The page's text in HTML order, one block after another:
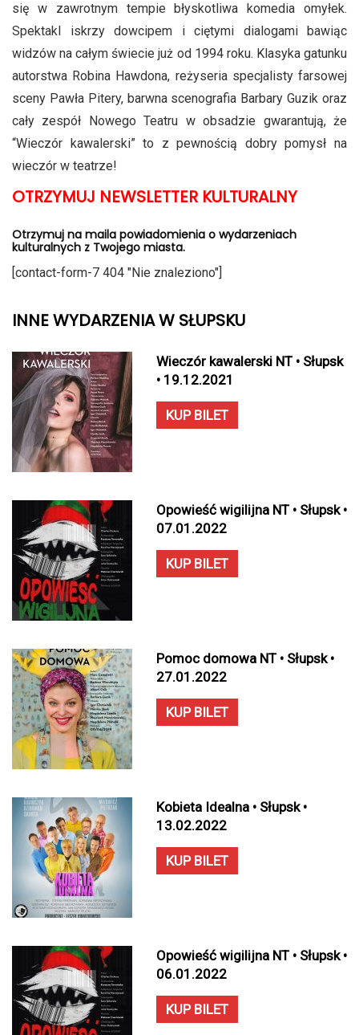
się w zawrotnym tempie błyskotliwa komedia omyłek.
Spektakl iskrzy dowcipem i ciętymi dialogami bawiąc
widzów na całym świecie już od 1994 roku. Klasyka gatunku
autorstwa Robina Hawdona, reżyseria specjalisty farsowej
sceny Pawła Pitery, barwna scenografia Barbary Guzik oraz
cały zespół Nowego Teatru w obsadzie gwarantują, że
“Wieczór kawalerski” to z pewnością dobry pomysł na
wieczór w teatrze!
OTRZYMUJ NEWSLETTER KULTURALNY
Otrzymuj na maila powiadomienia o wydarzeniach
kulturalnych z Twojego miasta.
[contact-form-7 404 "Nie znaleziono"]
INNE WYDARZENIA W SŁUPSKU
Wieczór kawalerski NT • Słupsk
• 19.12.2021
KUP BILET
Opowieść wigilijna NT • Słupsk •
07.01.2022
KUP BILET
Pomoc domowa NT • Słupsk •
27.01.2022
KUP BILET
Kobieta Idealna • Słupsk •
13.02.2022
KUP BILET
Opowieść wigilijna NT • Słupsk •
06.01.2022
KUP BILET